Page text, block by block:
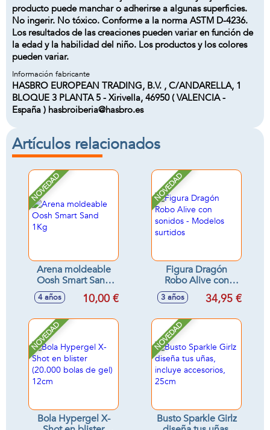
producto puede manchar o adherirse a algunas superficies.
No ingerir. No tóxico. Conforme a la norma ASTM D-4236.
Los resultados de las creaciones pueden variar en función de
la edad y la habilidad del niño. Los productos y los colores
pueden variar.
Información fabricante
HASBRO EUROPEAN TRADING, B.V. , C/ANDARELLA, 1
BLOQUE 3 PLANTA 5 - Xirivella, 46950 ( VALENCIA -
España ) hasbroiberia@hasbro.es
Artículos relacionados
NOVEDAD
Arena moldeable
Oosh Smart Sand
1Kg
4 años 10,00 €
NOVEDAD
Figura Dragón
Robo Alive con
sonidos - Modelos
surtidos
3 años 34,95 €
NOVEDAD
Bola Hypergel X-
NOVEDAD
Busto Sparkle Girlz